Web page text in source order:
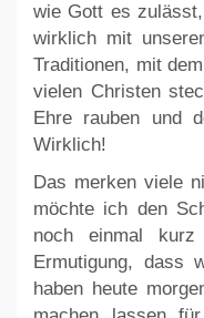
wie Gott es
wirklich mit
Traditionen, mit
vielen Christen
Ehre rauben und
Wirklich!
Das merken viele
möchte ich den
noch einmal
Ermutigung, dass
haben heute